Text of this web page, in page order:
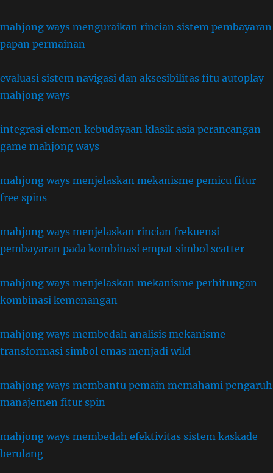
mahjong ways menguraikan rincian sistem pembayaran
papan permainan
evaluasi sistem navigasi dan aksesibilitas fitu autoplay
mahjong ways
integrasi elemen kebudayaan klasik asia perancangan
game mahjong ways
mahjong ways menjelaskan mekanisme pemicu fitur
free spins
mahjong ways menjelaskan rincian frekuensi
pembayaran pada kombinasi empat simbol scatter
mahjong ways menjelaskan mekanisme perhitungan
kombinasi kemenangan
mahjong ways membedah analisis mekanisme
transformasi simbol emas menjadi wild
mahjong ways membantu pemain memahami pengaruh
manajemen fitur spin
mahjong ways membedah efektivitas sistem kaskade
berulang